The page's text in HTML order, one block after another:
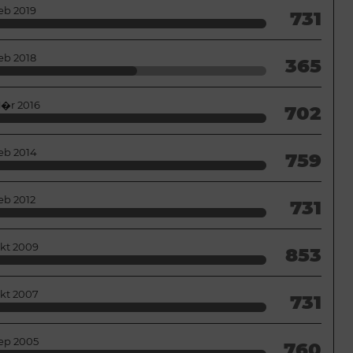
2019 731
2018 365
2016 702
2014 759
2012 731
2009 853
2007 731
2005